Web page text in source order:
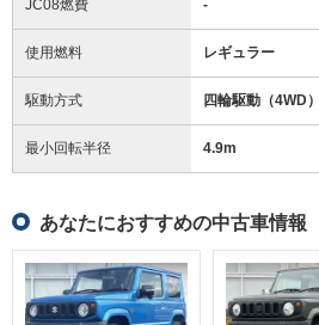
JC08燃費 -
使用燃料 レギュラー
駆動方式 四輪駆動（4WD）
最小回転半径 4.9m
あなたにおすすめの中古車情報